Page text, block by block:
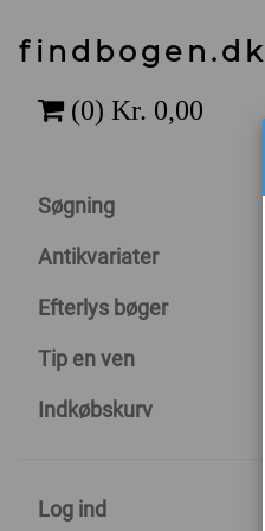
findbogen.dk
Søgning
Antikvariater
Efterlys bøger
Tip en ven
Indkøbskurv
Log ind